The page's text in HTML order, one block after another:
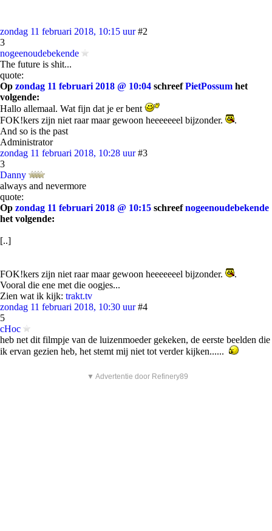
zondag 11 februari 2018, 10:15 uur #2
3
nogeenoudebekende
The future is shit...
quote:
Op zondag 11 februari 2018 @ 10:04 schreefPietPossum het
volgende:
Hallo allemaal. Wat fijn dat je er bent
FOK!kers zijn niet raar maar gewoon heeeeeeel bijzonder.
.
And so is the past
Administrator
zondag 11 februari 2018, 10:28 uur #3
3
Danny
always and nevermore
quote:
Op zondag 11 februari 2018 @ 10:15 schreefnogeenoudebekende
het volgende:
[..]
FOK!kers zijn niet raar maar gewoon heeeeeeel bijzonder.
.
Vooral die ene met die oogjes...
Zien wat ik kijk: trakt.tv
zondag 11 februari 2018, 10:30 uur #4
5
cHoc
heb net dit filmpje van de luizenmoeder gekeken, de eerste beelden die
ik ervan gezien heb, het stemt mij niet tot verder kijken......
▼ Advertentie door Refinery89